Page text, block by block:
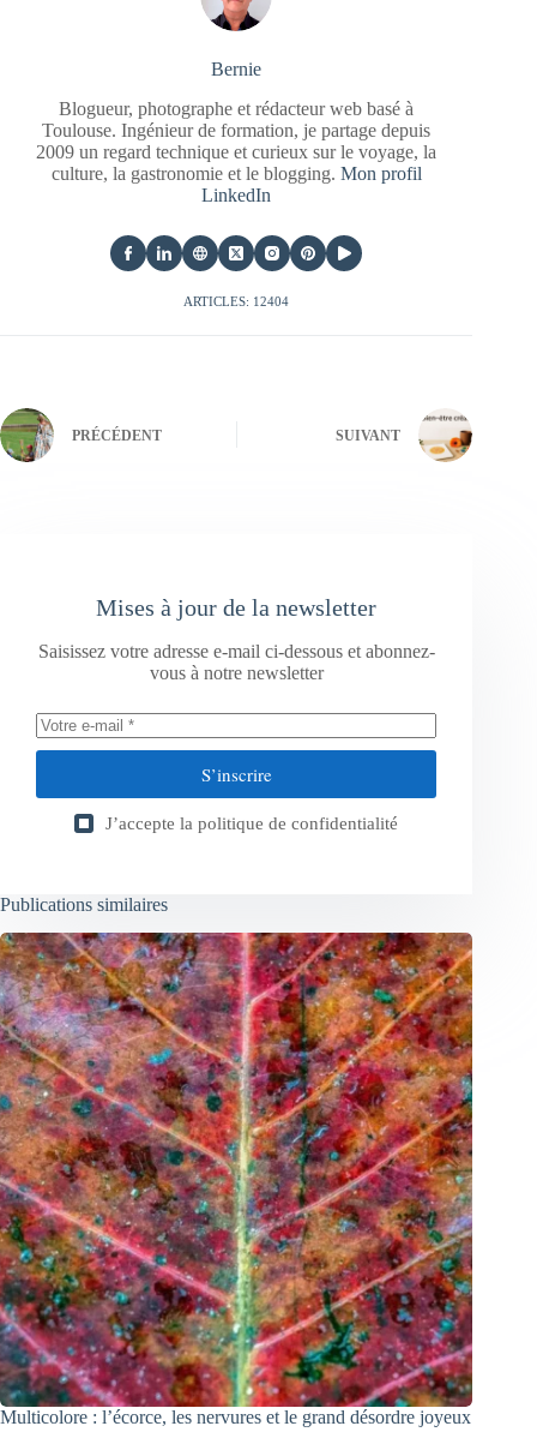
Bernie
Blogueur, photographe et rédacteur web basé à
Toulouse. Ingénieur de formation, je partage depuis
2009 un regard technique et curieux sur le voyage, la
culture, la gastronomie et le blogging. Mon profil
LinkedIn
ARTICLES: 12404
PRÉCÉDENT SUIVANT
Mises à jour de la newsletter
Saisissez votre adresse e-mail ci-dessous et abonnez-
vous à notre newsletter
S’inscrire
J’accepte la politique de confidentialité
Publications similaires
Multicolore : l’écorce, les nervures et le grand désordre joyeux